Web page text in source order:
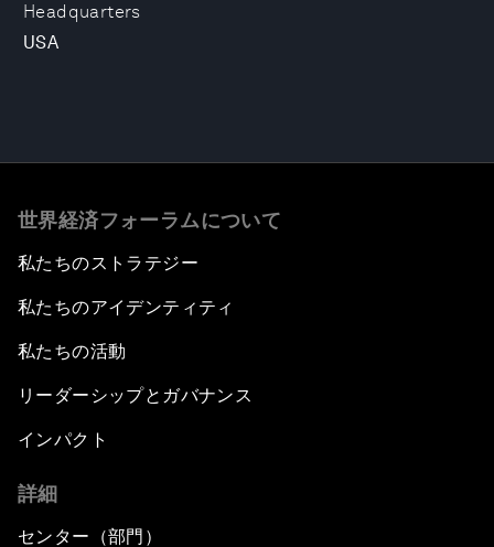
Headquarters
USA
世界経済フォーラムについて
私たちのストラテジー
私たちのアイデンティティ
私たちの活動
リーダーシップとガバナンス
インパクト
詳細
センター（部門）